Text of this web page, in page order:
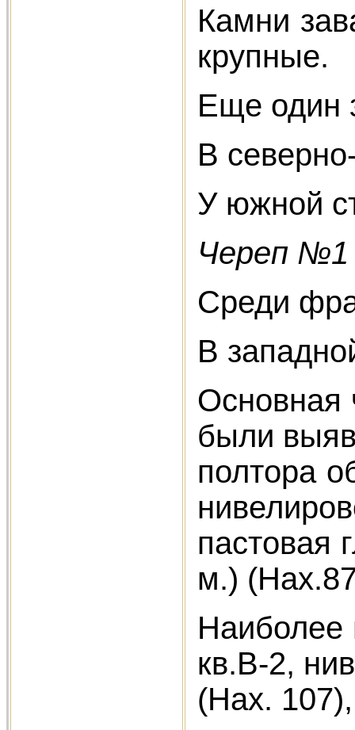
Камни
крупные.
Еще один
В
У южной
Череп №1
Среди
В
Основная
были
полтора
пастовая
м.)
Наиболее
кв.В-2,
(Нах.